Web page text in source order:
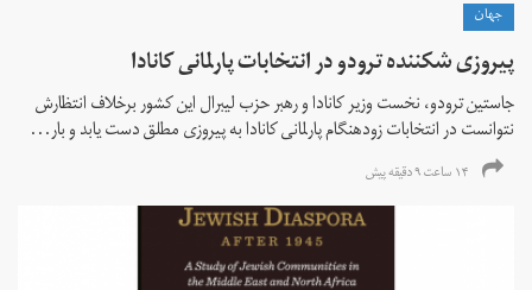
جهان
پیروزی شکننده ترودو در انتخابات پارلمانی کانادا
جاستین ترودو، نخست وزیر کانادا و رهبر حزب لیبرال این کشور برخلاف انتظارش
نتوانست در انتخابات زود‌هنگام پارلمانی کانادا به پیروزی مطلق دست یابد و بار...
۱۴ ساعت ۹ دقیقه پیش